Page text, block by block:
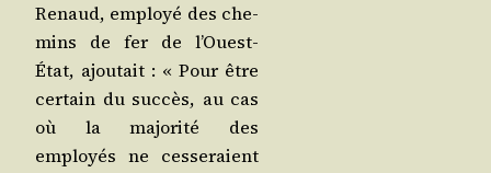
Renaud, employé des che­
mins de fer de l’Ouest-
État, ajou­tait : « Pour être
cer­tain du suc­cès, au cas
où la majo­ri­té des
employés ne ces­se­raient